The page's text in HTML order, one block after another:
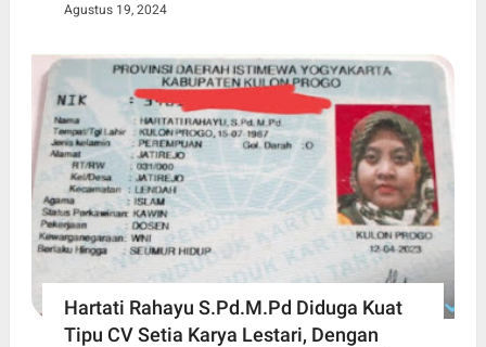
Agustus 19, 2024
Hartati Rahayu S.Pd.M.Pd Diduga Kuat
Tipu CV Setia Karya Lestari, Dengan